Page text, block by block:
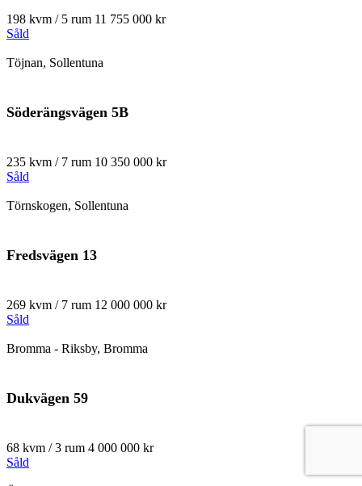
198 kvm / 5 rum 11 755 000 kr
Såld
Töjnan, Sollentuna
Söderängsvägen 5B
235 kvm / 7 rum 10 350 000 kr
Såld
Törnskogen, Sollentuna
Fredsvägen 13
269 kvm / 7 rum 12 000 000 kr
Såld
Bromma - Riksby, Bromma
Dukvägen 59
68 kvm / 3 rum 4 000 000 kr
Såld